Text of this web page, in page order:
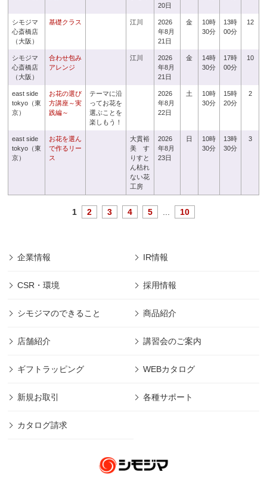
20日
シモジマ
心斎橋店
（大阪）
基礎クラス 江川
2026
年8月
21日
金
10時
30分
13時
00分
12
シモジマ
心斎橋店
（大阪）
合わせ包み
アレンジ
江川
2026
年8月
21日
金
14時
30分
17時
00分
10
east side
tokyo（東
京）
お花の選び
方講座～実
践編～
テーマに沿
ってお花を
選ぶことを
楽しもう！
2026
年8月
22日
土
10時
30分
15時
20分
2
east side
tokyo（東
京）
お花を選ん
で作るリー
ス
大貫裕
美 す
りすと
ん枯れ
ない花
工房
2026
年8月
23日
日
10時
30分
13時
30分
3
1 2 3 4 5 10
企業情報 IR情報
CSR・環境 採用情報
シモジマのできること 商品紹介
店舗紹介 講習会のご案内
ギフトラッピング WEBカタログ
新規お取引 各種サポート
カタログ請求